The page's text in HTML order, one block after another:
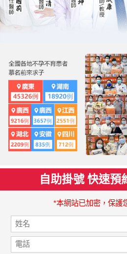
自助掛號 快速預
*本網站已加密，保護